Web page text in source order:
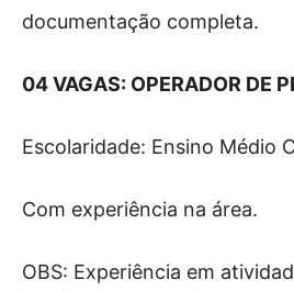
documentação completa.
04 VAGAS: OPERADOR DE
Escolaridade: Ensino Médio
Com experiência na área.
OBS: Experiência em